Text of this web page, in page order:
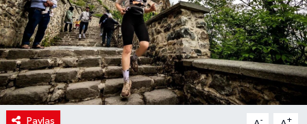
Paylaş - +